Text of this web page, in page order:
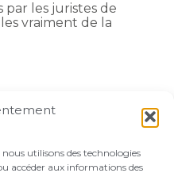
utilisons des technologies
accéder aux informations des
par les juristes de
vraiment de la